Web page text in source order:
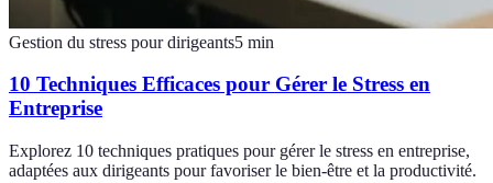
Gestion du stress pour dirigeants5 min
10 Techniques Efficaces pour Gérer le Stress en
Entreprise
Explorez 10 techniques pratiques pour gérer le stress en entreprise,
adaptées aux dirigeants pour favoriser le bien-être et la productivité.